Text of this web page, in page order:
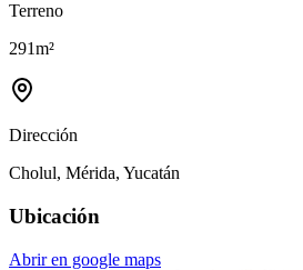
Terreno
291m²
Dirección
Cholul, Mérida, Yucatán
Ubicación
Abrir en google maps